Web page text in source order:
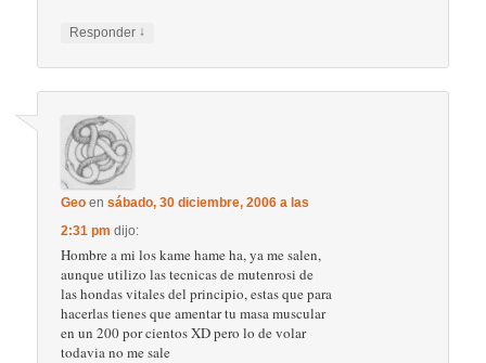
Responder ↓
Geo ensábado, 30 diciembre, 2006 a las
2:31 pm dijo:
Hombre a mi los kame hame ha, ya me salen,
aunque utilizo las tecnicas de mutenrosi de
las hondas vitales del principio, estas que para
hacerlas tienes que amentar tu masa muscular
en un 200 por cientos XD pero lo de volar
todavia no me sale